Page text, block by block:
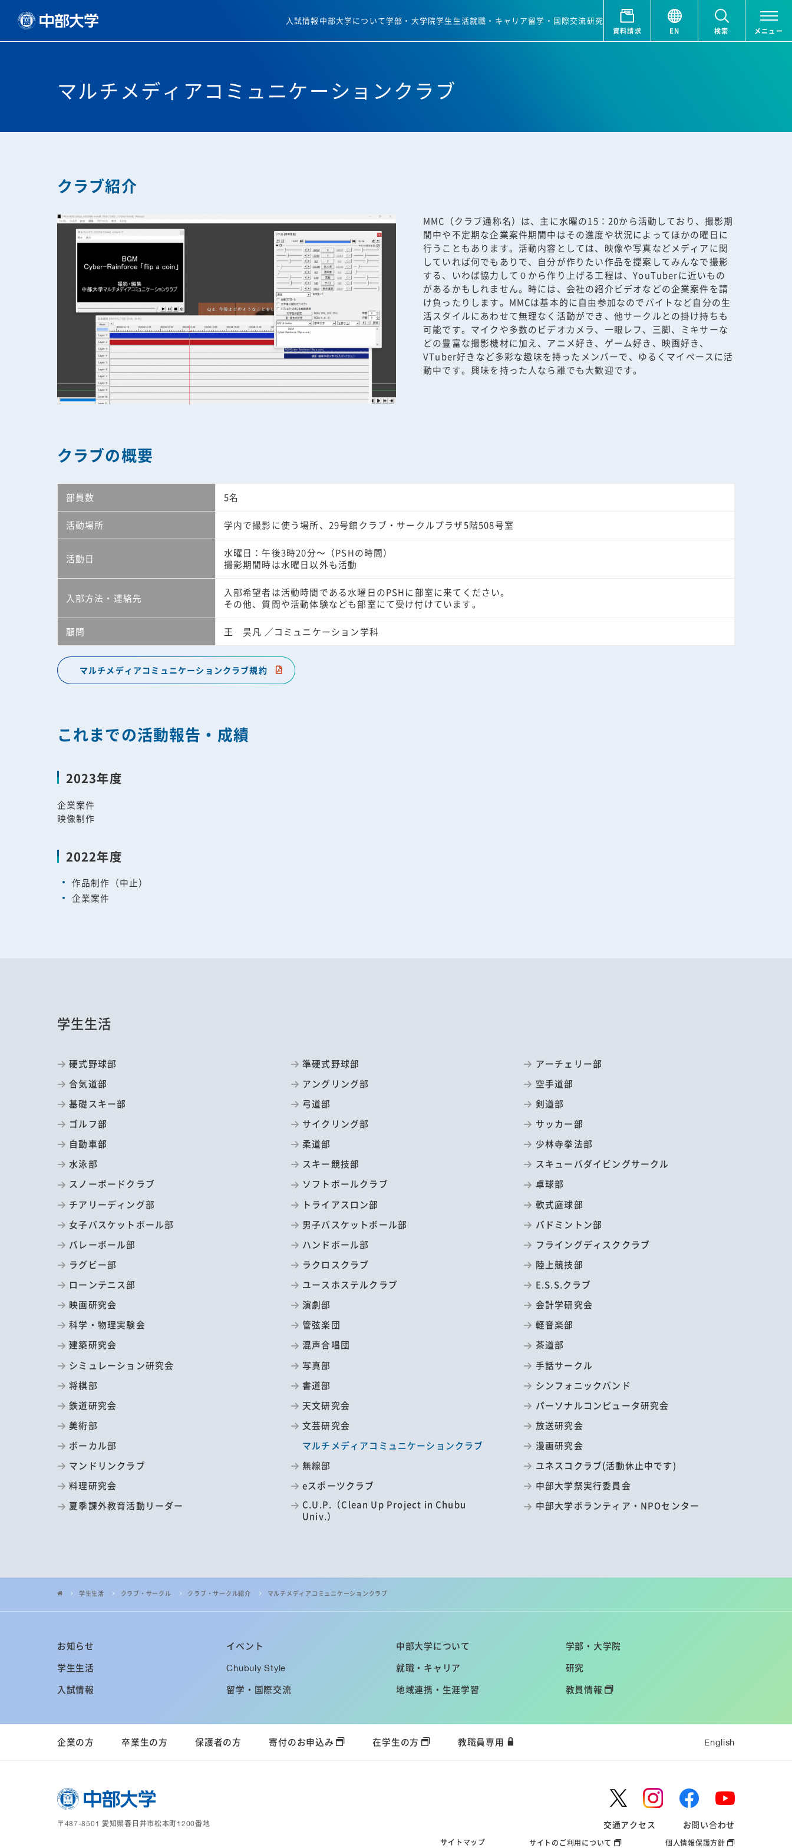
入試情報 中部大学について学部・大学院学生生活就職・キャリア留学・国際交流研究
資料請求 EN 検索 メニュー
マルチメディアコミュニケーションクラブ
クラブ紹介
MMC（クラブ通称名）は、主に水曜の15：20から活動しており、撮影期
間中や不定期な企業案件期間中はその進度や状況によってほかの曜日に
行うこともあります。活動内容としては、映像や写真などメディアに関
していれば何でもありで、自分が作りたい作品を提案してみんなで撮影
する、いわば協力して０から作り上げる工程は、YouTuberに近いもの
があるかもしれません。時には、会社の紹介ビデオなどの企業案件を請
け負ったりします。MMCは基本的に自由参加なのでバイトなど自分の生
活スタイルにあわせて無理なく活動ができ、他サークルとの掛け持ちも
可能です。マイクや多数のビデオカメラ、一眼レフ、三脚、ミキサーな
どの豊富な撮影機材に加え、アニメ好き、ゲーム好き、映画好き、
VTuber好きなど多彩な趣味を持ったメンバーで、ゆるくマイペースに活
動中です。興味を持った人なら誰でも大歓迎です。
クラブの概要
部員数 5名
活動場所 学内で撮影に使う場所、29号館クラブ・サークルプラザ5階508号室
活動日
水曜日：午後3時20分～（PSHの時間）
撮影期間時は水曜日以外も活動
入部方法・連絡先
入部希望者は活動時間である水曜日のPSHに部室に来てください。
その他、質問や活動体験なども部室にて受け付けています。
顧問 王 昊凡 ／コミュニケーション学科
マルチメディアコミュニケーションクラブ規約
これまでの活動報告・成績
2023年度
企業案件
映像制作
2022年度
作品制作（中止）
企業案件
学生生活
硬式野球部 準硬式野球部
アーチェリー部
合気道部
アングリング部
空手道部
基礎スキー部
弓道部
剣道部
ゴルフ部
サイクリング部
サッカー部
自動車部
柔道部
少林寺拳法部
水泳部
スキー競技部
スキューバダイビングサークル
スノーボードクラブ
ソフトボールクラブ
卓球部
チアリーディング部
トライアスロン部
軟式庭球部
女子バスケットボール部
男子バスケットボール部
バドミントン部
バレーボール部
ハンドボール部
フライングディスククラブ
ラグビー部
ラクロスクラブ
陸上競技部
ローンテニス部
ユースホステルクラブ
E.S.S.クラブ
映画研究会
演劇部
会計学研究会
科学・物理実験会
管弦楽団
軽音楽部
建築研究会
混声合唱団
茶道部
シミュレーション研究会
写真部
手話サークル
将棋部
書道部
シンフォニックバンド
鉄道研究会
天文研究会
パーソナルコンピュータ研究会
美術部
文芸研究会
放送研究会
ボーカル部
マルチメディアコミュニケーションクラブ
漫画研究会
マンドリンクラブ
無線部
ユネスコクラブ(活動休止中です)
料理研究会
eスポーツクラブ
中部大学祭実行委員会
夏季課外教育活動リーダー
C.U.P.（Clean Up Project in Chubu
Univ.）
中部大学ボランティア・NPOセンター
学生生活 クラブ・サークル クラブ・サークル紹介 マルチメディアコミュニケーションクラブ
お知らせ イベント 中部大学について 学部・大学院
学生生活 Chubuly Style 就職・キャリア 研究
入試情報 留学・国際交流 地域連携・生涯学習 教員情報
企業の方 卒業生の方 保護者の方 寄付のお申込み 在学生の方 教職員専用 English
〒487-8501 愛知県春日井市松本町1200番地 交通アクセス お問い合わせ
サイトマップ サイトのご利用について 個人情報保護方針